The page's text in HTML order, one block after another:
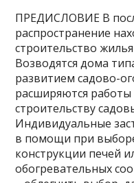
ПРЕДИСЛОВИЕ В
распространение
строительство
Возводятся дома
развитием садово-
расширяются
строительству
Индивидуальные
в помощи при
конструкции печей
обогревательных